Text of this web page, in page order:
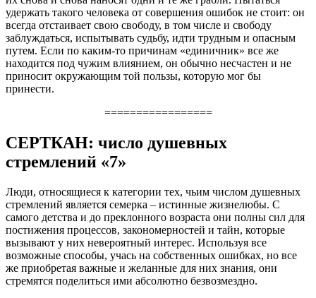
удержать такого человека от совершения ошибок не стоит: он
всегда отстаивает свою свободу, в том числе и свободу
заблуждаться, испытывать судьбу, идти трудным и опасным
путем. Если по каким-то причинам «единичник» все же
находится под чужим влиянием, он обычно несчастен и не
приносит окружающим той пользы, которую мог бы
принести.
=================
СЕРТКАН: число душевных
стремлений «7»
Люди, относящиеся к категории тех, чьим числом душевных
стремлений является семерка – истинные жизнелюбы. С
самого детства и до преклонного возраста они полны сил для
постижения процессов, закономерностей и тайн, которые
вызывают у них невероятный интерес. Используя все
возможные способы, учась на собственных ошибках, но все
же приобретая важные и желанные для них знания, они
стремятся поделиться ими абсолютно безвозмездно.